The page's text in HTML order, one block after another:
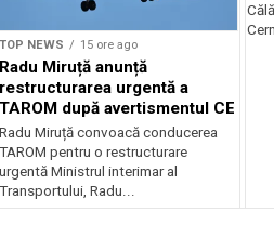
TOP NEWS 15 ore ago
Radu Miruță anunță
restructurarea urgentă a
TAROM după avertismentul CE
Radu Miruță convoacă conducerea
TAROM pentru o restructurare
urgentă Ministrul interimar al
Transportului, Radu...